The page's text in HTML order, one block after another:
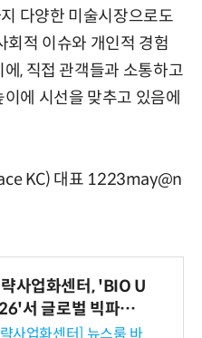
다양한 미술시장으로도
회적 이슈와 개인적 경험
, 직접 관객들과 소통하고
에 시선을 맞추고 있음에
KC) 대표 1223may@n
사업화센터, 'BIO U
서 글로벌 빅파마
즈니스 미팅 지원…K
사업화센터] 뉴스룸 바